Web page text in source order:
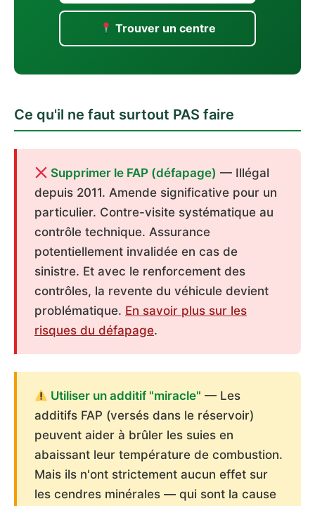
Trouver un centre
Ce qu'il ne faut surtout PAS faire
Supprimer le FAP (défapage) — Illégal
depuis 2011. Amende significative pour un
particulier. Contre-visite systématique au
contrôle technique. Assurance
potentiellement invalidée en cas de
sinistre. Et avec le renforcement des
contrôles, la revente du véhicule devient
problématique. En savoir plus sur les
risques du défapage.
Utiliser un additif "miracle" — Les
additifs FAP (versés dans le réservoir)
peuvent aider à brûler les suies en
abaissant leur température de combustion.
Mais ils n'ont strictement aucun effet sur
les cendres minérales — qui sont la cause